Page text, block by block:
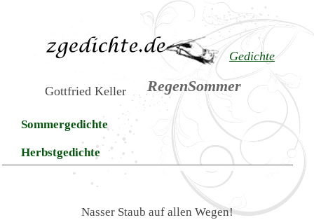
Gedichte
RegenSommer
Gottfried Keller
Sommergedichte
Herbstgedichte
Nasser Staub auf allen Wegen!